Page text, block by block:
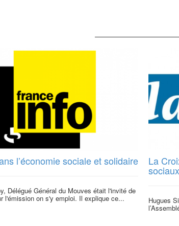
l’économie sociale et solidaire
Délégué Général du Mouves était l'invité de
l'émission on s'y emploi. Il explique ce...
La
Hugues